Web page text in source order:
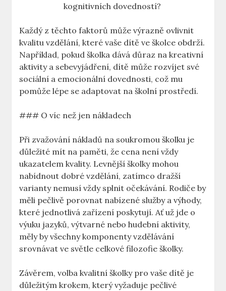
kognitivních dovedností?
Každý z těchto faktorů může výrazně ovlivnit
kvalitu vzdělání, které vaše dítě ve školce obdrží.
Například, pokud školka dává důraz na kreativní
aktivity a sebevyjádření, dítě může rozvíjet své
sociální a emocionální dovednosti, což mu
pomůže lépe se adaptovat na školní prostředí.
### O víc než jen nákladech
Při zvažování nákladů na soukromou školku je
důležité mít na paměti, že cena není vždy
ukazatelem kvality. Levnější školky mohou
nabídnout dobré vzdělání, zatímco dražší
varianty nemusí vždy splnit očekávání. Rodiče by
měli pečlivě porovnat nabízené služby a výhody,
které jednotlivá zařízení poskytují. Ať už jde o
výuku jazyků, výtvarné nebo hudební aktivity,
měly by všechny komponenty vzdělávání
srovnávat ve světle celkové filozofie školky.
Závěrem, volba kvalitní školky pro vaše dítě je
důležitým krokem, který vyžaduje pečlivé